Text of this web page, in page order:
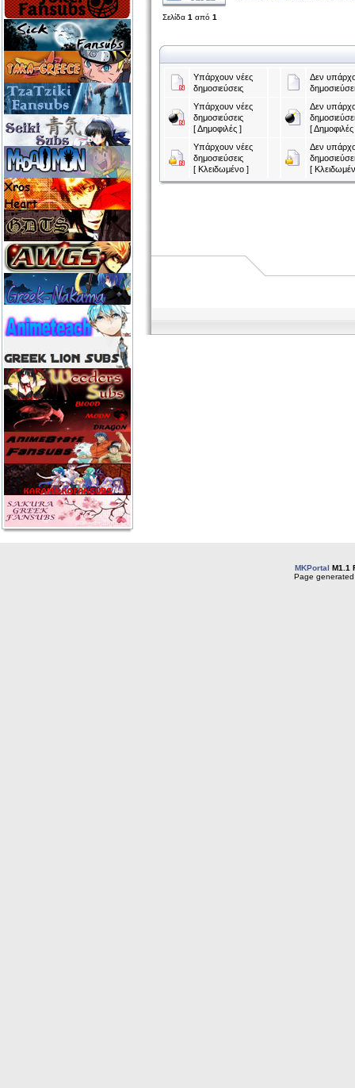
Σελίδα 1 από 1
Υπάρχουν νέες
δημοσιεύσεις
Δεν
Υπάρχουν νέες
δημοσιεύσεις
[ Δημοφιλές ]
Δεν
[ Δημοφιλές
Υπάρχουν νέες
δημοσιεύσεις
[ Κλειδωμένο ]
Δεν
[
MKPortal M1.1
Page